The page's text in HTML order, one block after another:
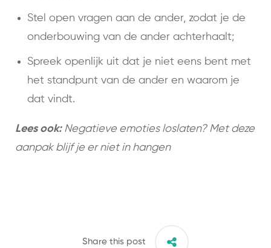
Stel open vragen aan de ander, zodat je de
onderbouwing van de ander achterhaalt;
Spreek openlijk uit dat je niet eens bent met
het standpunt van de ander en waarom je
dat vindt.
Lees ook:Negatieve emoties loslaten? Met deze
aanpak blijf je er niet in hangen
Share this post